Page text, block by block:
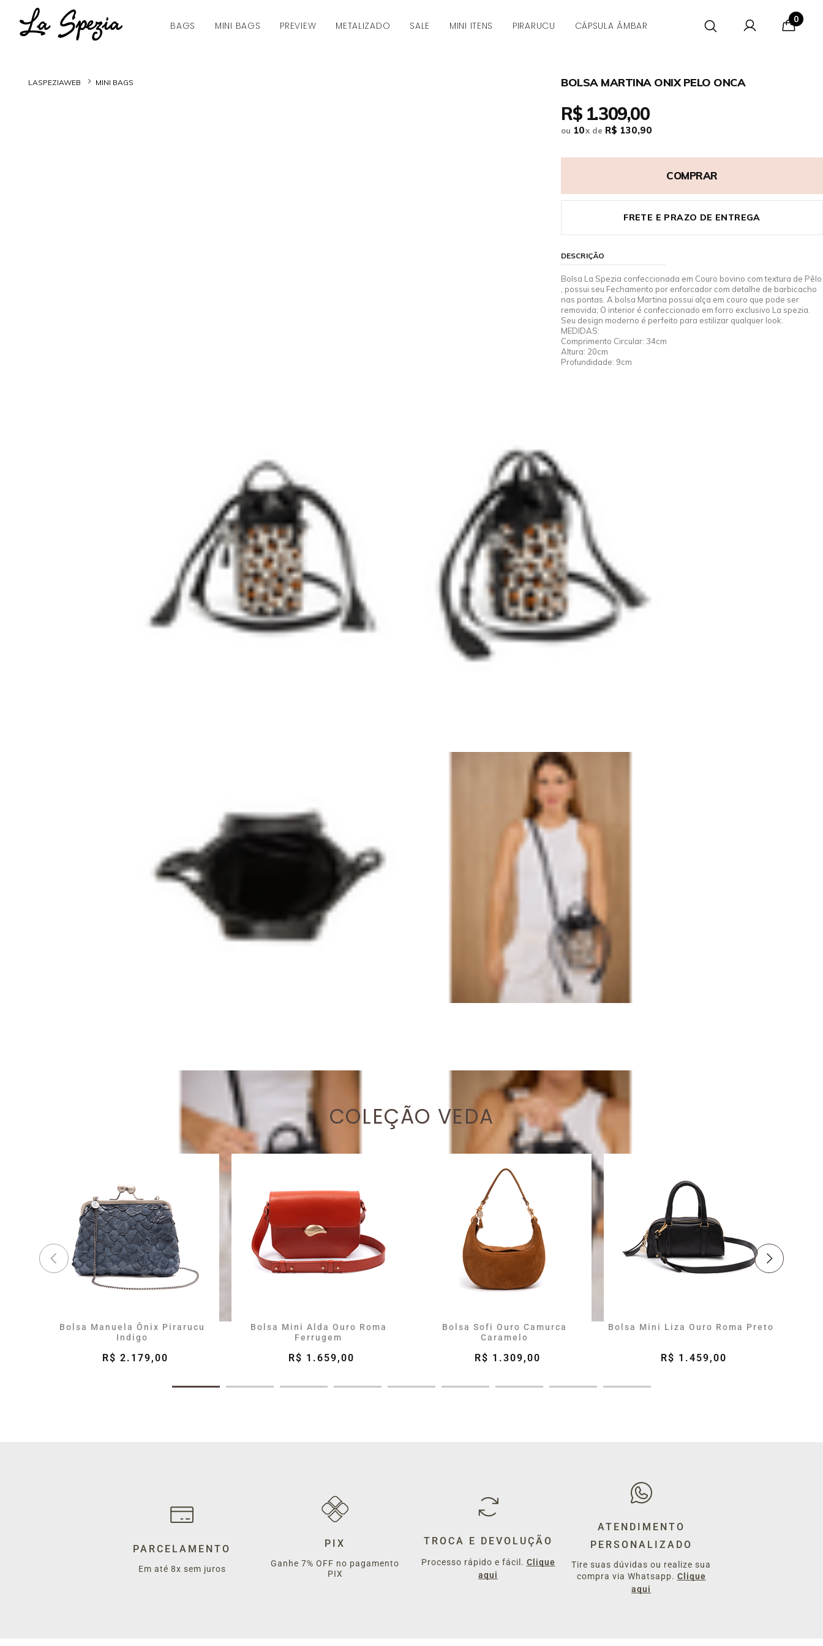
0
BAGS MINI BAGS PREVIEW METALIZADO SALE MINI ITENS PIRARUCU CÁPSULA ÂMBAR
LASPEZIAWEB MINI BAGS BOLSA MARTINA ONIX PELO ONCA
R$ 1.309,00
ou 10xde R$ 130,90
COMPRAR
FRETE E PRAZO DE ENTREGA
DESCRIÇÃO
Bolsa La Spezia confeccionada em Couro bovino com textura de Pêlo
, possui seu Fechamento por enforcador com detalhe de barbicacho
nas pontas. A bolsa Martina possui alça em couro que pode ser
removida; O interior é confeccionado em forro exclusivo La spezia.
Seu design moderno é perfeito para estilizar qualquer look.
MEDIDAS:
Comprimento Circular: 34cm
Altura: 20cm
Profundidade: 9cm
COLEÇÃO VEDA
Bolsa Manuela Ônix Pirarucu
Indigo
R$ 2.179,00
Bolsa Mini Alda Ouro Roma
Ferrugem
R$ 1.659,00
Bolsa Sofi Ouro Camurca
Caramelo
R$ 1.309,00
Bolsa Mini Liza Ouro Roma Preto
R$ 1.459,00
PARCELAMENTO
Em até 8x sem juros
PIX
Ganhe 7% OFF no pagamento
PIX
TROCA E DEVOLUÇÃO
Processo rápido e fácil. Clique
aqui
ATENDIMENTO
PERSONALIZADO
Tire suas dúvidas ou realize sua
compra via Whatsapp. Clique
aqui